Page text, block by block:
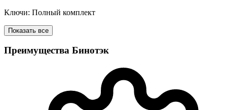
Ключи: Полный комплект
Показать все
Преимущества Бинотэк